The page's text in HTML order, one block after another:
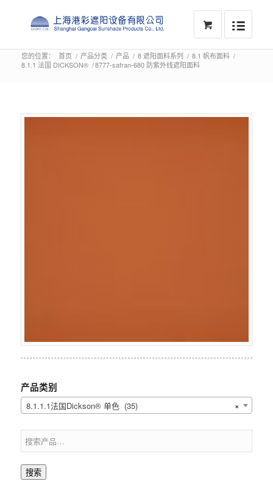
您的位置： 首页 / 产品分类 / 产品 / 8 遮阳面料系列 / 8.1 帆布面料 /
8.1.1 法国 DICKSON® /8777-safran-680 防紫外线遮阳面料
产品类别
×
8.1.1.1法国Dickson® 单色 (35)
搜索